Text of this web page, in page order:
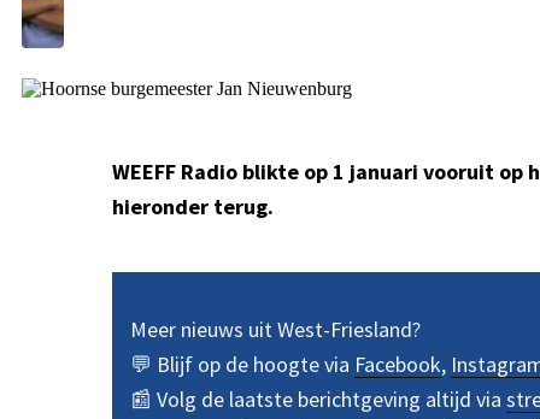
WEEFF Radio blikte op 1 januari vooruit
hieronder terug.
Meer nieuws uit West-Friesland?
💬 Blijf op de hoogte via Facebook,
📰 Volg de laatste berichtgeving altijd via